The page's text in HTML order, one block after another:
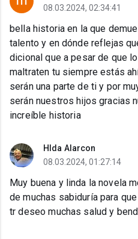
08.03.2024, 02:34:41
bella historia en la que
talento y en dónde reflejas
dicional que a pesar de que
maltraten tu siempre estás
serán una parte de ti y por
serán nuestros hijos gracias
increíble historia
Hlda Alarcon
08.03.2024, 01:27:14
Muy buena y linda la novela
de muchas sabiduría para
tr deseo muchas salud y